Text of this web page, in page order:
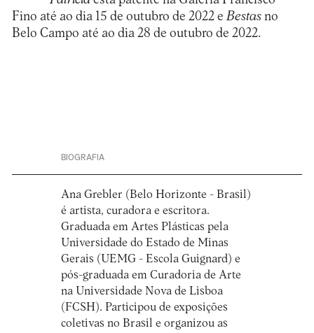
Fino até ao dia 15 de outubro de 2022 eBestasno
Belo Campo até ao dia 28 de outubro de 2022.
BIOGRAFIA
Ana Grebler (Belo Horizonte - Brasil)
é artista, curadora e escritora.
Graduada em Artes Plásticas pela
Universidade do Estado de Minas
Gerais (UEMG - Escola Guignard) e
pós-graduada em Curadoria de Arte
na Universidade Nova de Lisboa
(FCSH). Participou de exposições
coletivas no Brasil e organizou as